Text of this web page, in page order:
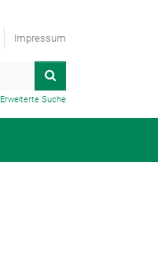
Impressum
Erweiterte Suche